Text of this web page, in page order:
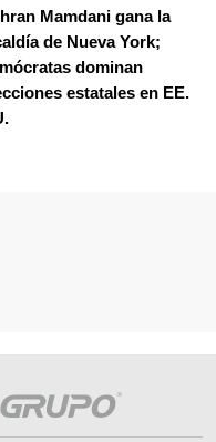
Mamdani gana la
de Nueva York;
dominan
estatales en EE.